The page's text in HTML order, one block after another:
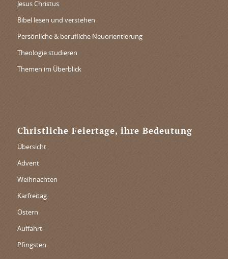
Jesus Christus
Bibel lesen und verstehen
Persönliche & berufliche Neuorientierung
Theologie studieren
Themen im Überblick
Christliche Feiertage, ihre Bedeutung
Übersicht
Advent
Weihnachten
Karfreitag
Ostern
Auffahrt
Pfingsten